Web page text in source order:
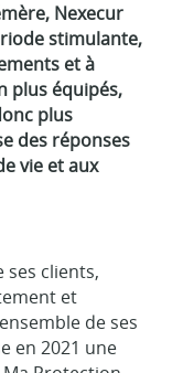
Nexecur
stimulante,
et à
plus équipés,
plus
des réponses
vie et aux
ses clients,
et
de ses
en 2021 une